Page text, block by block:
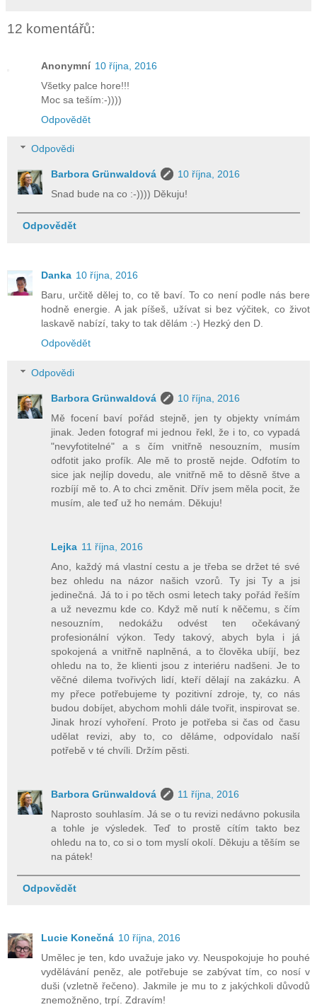
12 komentářů:
Anonymní 10 října, 2016
Všetky palce hore!!!
Moc sa teším:-))))
Odpovědět
Odpovědi
Barbora Grünwaldová
10 října, 2016
Snad bude na co :-)))) Děkuju!
Odpovědět
Danka 10 října, 2016
Baru, určitě dělej to, co tě baví. To co není podle nás bere
hodně energie. A jak píšeš, užívat si bez výčitek, co život
laskavě nabízí, taky to tak dělám :-) Hezký den D.
Odpovědět
Odpovědi
Barbora Grünwaldová
10 října, 2016
Mě focení baví pořád stejně, jen ty objekty vnímám
jinak. Jeden fotograf mi jednou řekl, že i to, co vypadá
"nevyfotitelné" a s čím vnitřně nesouzním, musím
odfotit jako profík. Ale mě to prostě nejde. Odfotím to
sice jak nejlíp dovedu, ale vnitřně mě to děsně štve a
rozbíjí mě to. A to chci změnit. Dřív jsem měla pocit, že
musím, ale teď už ho nemám. Děkuju!
Lejka 11 října, 2016
Ano, každý má vlastní cestu a je třeba se držet té své
bez ohledu na názor našich vzorů. Ty jsi Ty a jsi
jedinečná. Já to i po těch osmi letech taky pořád řeším
a už nevezmu kde co. Když mě nutí k něčemu, s čím
nesouzním, nedokážu odvést ten očekávaný
profesionální výkon. Tedy takový, abych byla i já
spokojená a vnitřně naplněná, a to člověka ubíjí, bez
ohledu na to, že klienti jsou z interiéru nadšeni. Je to
věčné dilema tvořivých lidí, kteří dělají na zakázku. A
my přece potřebujeme ty pozitivní zdroje, ty, co nás
budou dobíjet, abychom mohli dále tvořit, inspirovat se.
Jinak hrozí vyhoření. Proto je potřeba si čas od času
udělat revizi, aby to, co děláme, odpovídalo naší
potřebě v té chvíli. Držím pěsti.
Barbora Grünwaldová
11 října, 2016
Naprosto souhlasím. Já se o tu revizi nedávno pokusila
a tohle je výsledek. Teď to prostě cítím takto bez
ohledu na to, co si o tom myslí okolí. Děkuju a těším se
na pátek!
Odpovědět
Lucie Konečná 10 října, 2016
Umělec je ten, kdo uvažuje jako vy. Neuspokojuje ho pouhé
vydělávání peněz, ale potřebuje se zabývat tím, co nosí v
duši (vzletně řečeno). Jakmile je mu to z jakýchkoli důvodů
znemožněno, trpí. Zdravím!